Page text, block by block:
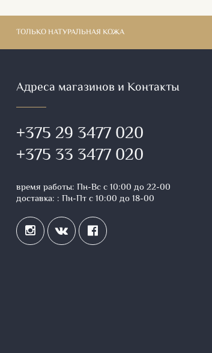
ТОЛЬКО НАТУРАЛЬНАЯ КОЖА
Адреса магазинов и Контакты
+375 29 3477 020
+375 33 3477 020
время работы: Пн-Вс с 10:00 до 22-00
доставка: : Пн-Пт с 10:00 до 18-00